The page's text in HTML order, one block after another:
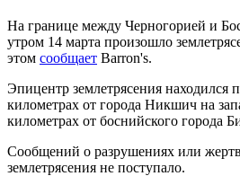
На границе между Черногорией и
утром 14 марта произошло
этом сообщает Barron's.
Эпицентр землетрясения находился
километрах от города Никшич на
километрах от боснийского города
Сообщений о разрушениях или
землетрясения не поступало.